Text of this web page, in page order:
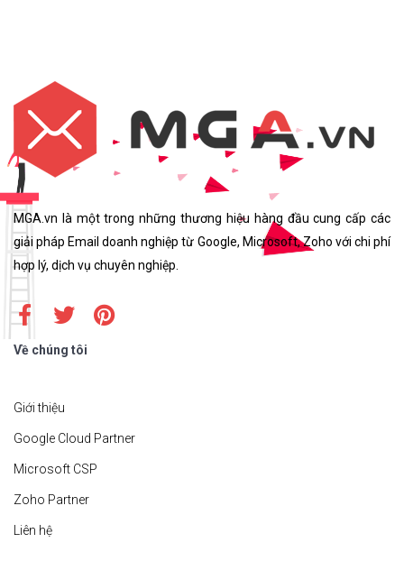
MGA.vn là một trong những thương hiệu hàng đầu cung cấp các
giải pháp Email doanh nghiệp từ Google, Microsoft, Zoho với chi phí
hợp lý, dịch vụ chuyên nghiệp.
Về chúng tôi
Giới thiệu
Google Cloud Partner
Microsoft CSP
Zoho Partner
Liên hệ